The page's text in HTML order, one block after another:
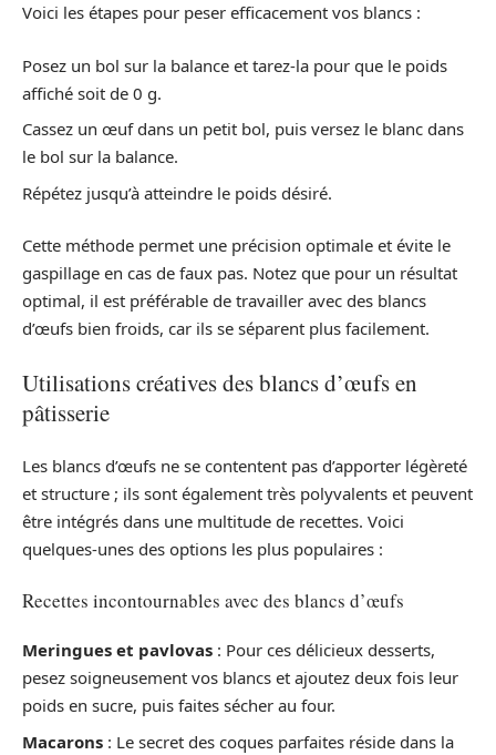
Voici les étapes pour peser efficacement vos blancs :
Posez un bol sur la balance et tarez-la pour que le poids
affiché soit de 0 g.
Cassez un œuf dans un petit bol, puis versez le blanc dans
le bol sur la balance.
Répétez jusqu’à atteindre le poids désiré.
Cette méthode permet une précision optimale et évite le
gaspillage en cas de faux pas. Notez que pour un résultat
optimal, il est préférable de travailler avec des blancs
d’œufs bien froids, car ils se séparent plus facilement.
Utilisations créatives des blancs d’œufs en
pâtisserie
Les blancs d’œufs ne se contentent pas d’apporter légèreté
et structure ; ils sont également très polyvalents et peuvent
être intégrés dans une multitude de recettes. Voici
quelques-unes des options les plus populaires :
Recettes incontournables avec des blancs d’œufs
Meringues et pavlovas : Pour ces délicieux desserts,
pesez soigneusement vos blancs et ajoutez deux fois leur
poids en sucre, puis faites sécher au four.
Macarons : Le secret des coques parfaites réside dans la